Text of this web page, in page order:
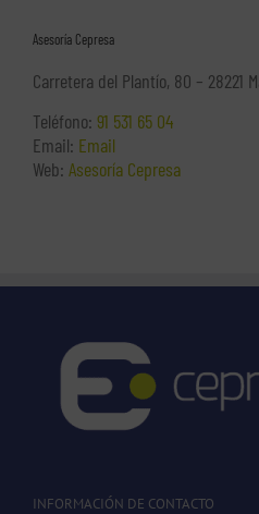
Asesoría Cepresa
Carretera del Plantío, 80 – 28221
Teléfono: 91 531 65 04
Email: Email
Web: Asesoría Cepresa
INFORMACIÓN DE CONTACTO